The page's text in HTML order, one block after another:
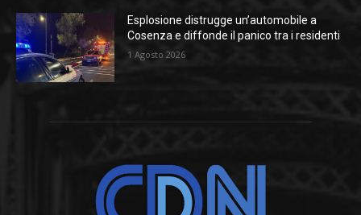
Esplosione distrugge un’automobile a
Cosenza e diffonde il panico tra i residenti
1 Agosto 2026